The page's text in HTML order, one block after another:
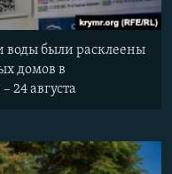
воды были расклеены
домов в
24 августа